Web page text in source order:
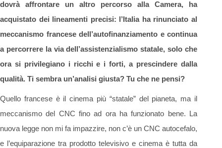
dovrà affrontare un altro percorso alla Camera, ha
acquistato dei lineamenti precisi: l’Italia ha rinunciato al
meccanismo francese dell’autofinanziamento e continua
a percorrere la via dell’assistenzialismo statale, solo che
ora si privilegiano i ricchi e i forti, a prescindere dalla
qualità. Ti sembra un’analisi giusta? Tu che ne pensi?
Quello francese è il cinema più “statale” del pianeta, ma il
meccanismo del CNC fino ad ora ha funzionato bene. La
nuova legge non mi fa impazzire, non c’è un CNC autocefalo,
e l’equiparazione tra prodotto televisivo e cinema è tutta da